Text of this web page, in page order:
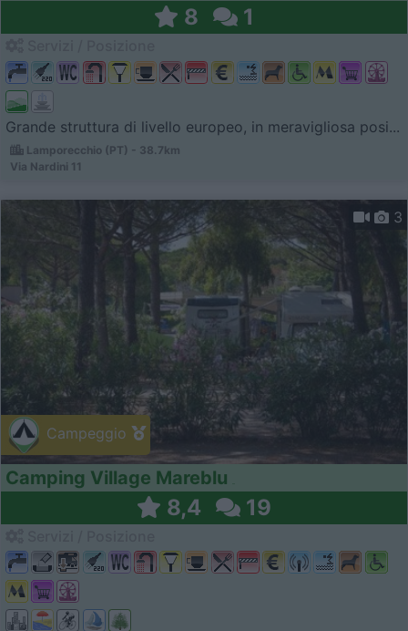
8 1
Grande struttura di livello europeo, in meravigliosa posi...
Lamporecchio (PT) - 38.7km
Via Nardini 11
Campeggio
3
Camping Village Mareblu
8,4 19